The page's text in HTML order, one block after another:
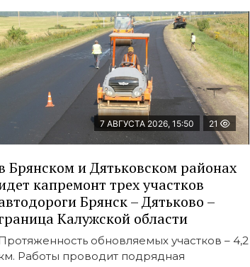
7 АВГУСТА 2026, 15:50 21
Брянском и Дятьковском районах
капремонт трех участков
Брянск – Дятьково –
Калужской области
обновляемых участков – 4,2
Работы проводит подрядная